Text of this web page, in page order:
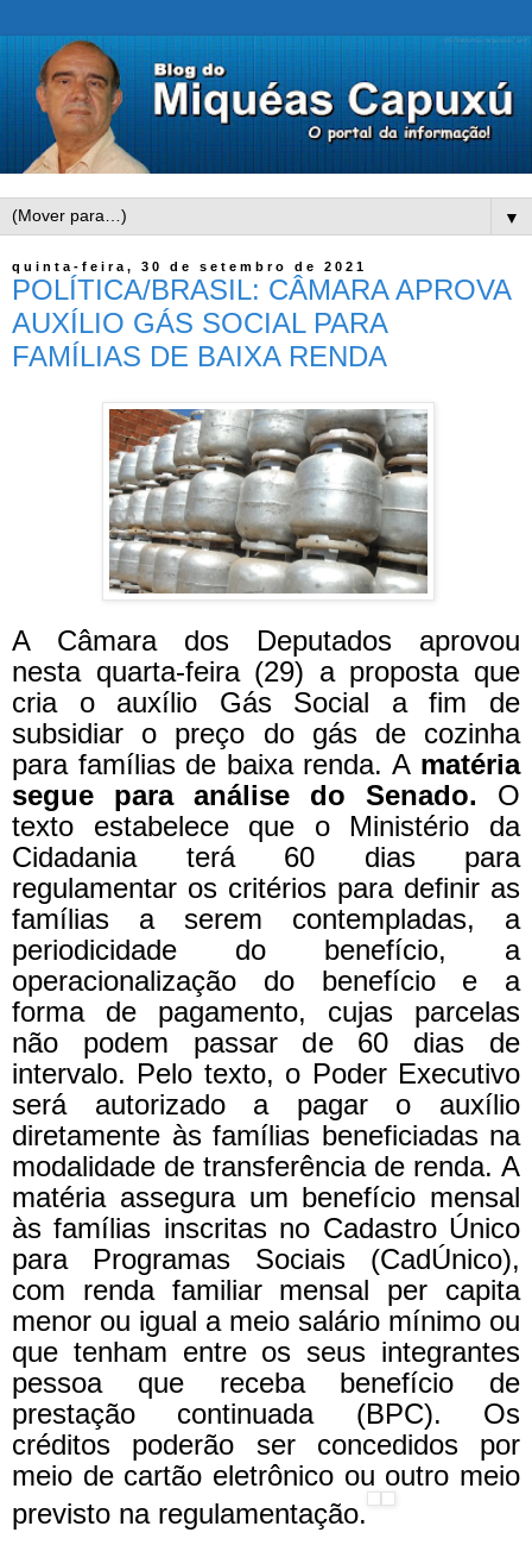
▼
quinta-feira, 30 de setembro de 2021
POLÍTICA/BRASIL: CÂMARA APROVA
AUXÍLIO GÁS SOCIAL PARA
FAMÍLIAS DE BAIXA RENDA
A Câmara dos Deputados aprovou
nesta quarta-feira (29) a proposta que
cria o auxílio Gás Social a fim de
subsidiar o preço do gás de cozinha
para famílias de baixa renda. Amatéria
segue para análise do Senado. O
texto estabelece que o Ministério da
Cidadania terá 60 dias para
regulamentar os critérios para definir as
famílias a serem contempladas, a
periodicidade do benefício, a
operacionalização do benefício e a
forma de pagamento, cujas parcelas
não podem passar de 60 dias de
intervalo. Pelo texto, o Poder Executivo
será autorizado a pagar o auxílio
diretamente às famílias beneficiadas na
modalidade de transferência de renda. A
matéria assegura um benefício mensal
às famílias inscritas no Cadastro Único
para Programas Sociais (CadÚnico),
com renda familiar mensal per capita
menor ou igual a meio salário mínimo ou
que tenham entre os seus integrantes
pessoa que receba benefício de
prestação continuada (BPC). Os
créditos poderão ser concedidos por
meio de cartão eletrônico ou outro meio
previsto na regulamentação.